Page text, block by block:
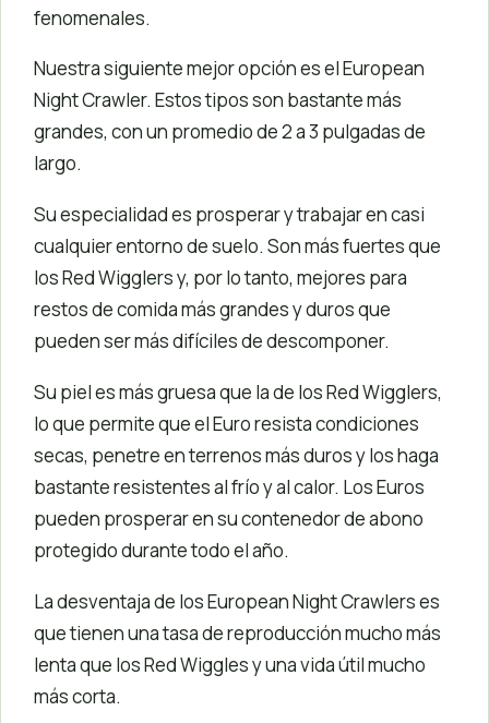
fenomenales.
Nuestra siguiente mejor opción es el European
Night Crawler. Estos tipos son bastante más
grandes, con un promedio de 2 a 3 pulgadas de
largo.
Su especialidad es prosperar y trabajar en casi
cualquier entorno de suelo. Son más fuertes que
los Red Wigglers y, por lo tanto, mejores para
restos de comida más grandes y duros que
pueden ser más difíciles de descomponer.
Su piel es más gruesa que la de los Red Wigglers,
lo que permite que el Euro resista condiciones
secas, penetre en terrenos más duros y los haga
bastante resistentes al frío y al calor. Los Euros
pueden prosperar en su contenedor de abono
protegido durante todo el año.
La desventaja de los European Night Crawlers es
que tienen una tasa de reproducción mucho más
lenta que los Red Wiggles y una vida útil mucho
más corta.